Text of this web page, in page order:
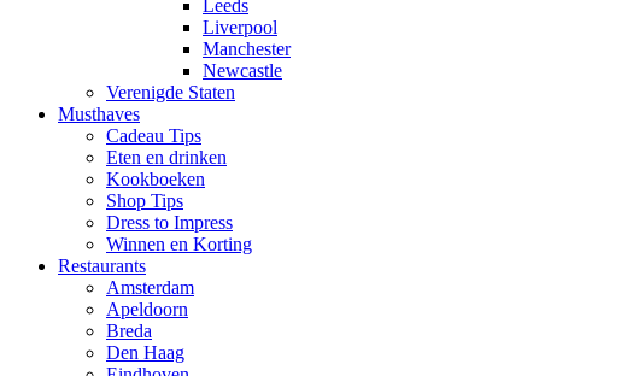
Leeds
Liverpool
Manchester
Newcastle
Verenigde Staten
Musthaves
Cadeau Tips
Eten en drinken
Kookboeken
Shop Tips
Dress to Impress
Winnen en Korting
Restaurants
Amsterdam
Apeldoorn
Breda
Den Haag